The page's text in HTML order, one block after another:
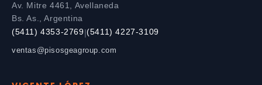
Av. Mitre 4461, Avellaneda
Bs. As., Argentina
(5411) 4353-2769|(5411) 4227-3109
ventas@pisosgeagroup.com